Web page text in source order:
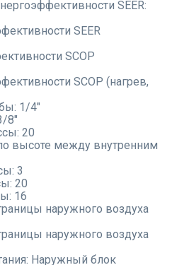
SEER:
SEER
SCOP
SCOP (нагрев,
1/4"
8"
20
высоте между внутренним
3
20
16
наружного воздуха
наружного воздуха
Наружный блок